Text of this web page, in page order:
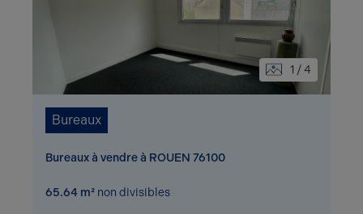
1 / 4
Bureaux
Bureaux à vendre à ROUEN 76100
65.64 m² non divisibles